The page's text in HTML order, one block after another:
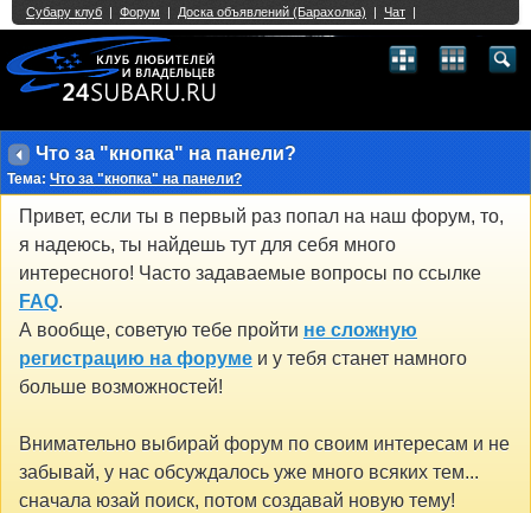
Что за "кнопка" на панели?
Тема: Что за "кнопка" на панели?
Привет, если ты в первый раз попал на наш форум, то,
я надеюсь, ты найдешь тут для себя много
интересного! Часто задаваемые вопросы по ссылке
FAQ.
А вообще, советую тебе пройти не сложную
регистрацию на форуме и у тебя станет намного
больше возможностей!
Внимательно выбирай форум по своим интересам и не
забывай, у нас обсуждалось уже много всяких тем...
сначала юзай поиск, потом создавай новую тему!
Single Sign On provided byvBSSO
2 3 4 5 6 7 8 9 10 11 12 13 21 22 23 24 25 26
27 28 29 30 31 32 33 40 41 42 43